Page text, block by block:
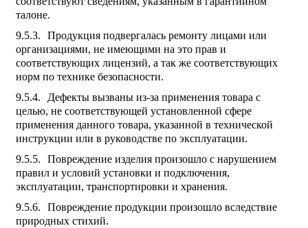
талоне.
Продукция подвергалась ремонту лицами или
организациями, не имеющими на это прав и
соответствующих лицензий, а так же соответствующих
норм по технике безопасности.
Дефекты вызваны из-за применения товара с
целью, не соответствующей установленной сфере
применения данного товара, указанной в технической
инструкции или в руководстве по эксплуатации.
Повреждение изделия произошло с нарушением
правил и условий установки и подключения,
эксплуатации, транспортировки и хранения.
Повреждение продукции произошло вследствие
природных стихий.